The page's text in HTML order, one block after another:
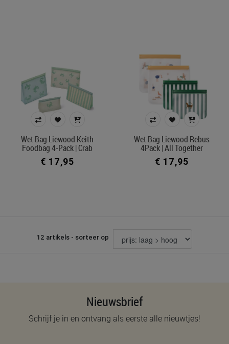
Wet Bag Liewood Keith
Foodbag 4-Pack | Crab
€ 17,95
Wet Bag Liewood Rebus
4Pack | All Together
€ 17,95
12 artikels - sorteer op
Nieuwsbrief
Schrijf je in en ontvang als eerste alle nieuwtjes!